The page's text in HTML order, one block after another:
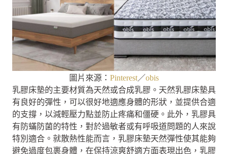
圖片來源： Pinterest／obis
乳膠床墊的主要材質為天然或合成乳膠。天然乳膠床墊具
有良好的彈性，可以很好地適應身體的形狀，並提供合適
的支撐，以減輕壓力點並防止疼痛和僵硬。此外，乳膠具
有防蟎防菌的特性，對於過敏者或有呼吸道問題的人來說
特別適合。就散熱性能而言，乳膠床墊天然彈性使其能夠
避免過度包裹身體，在保持涼爽舒適方面表現出色，乳膠